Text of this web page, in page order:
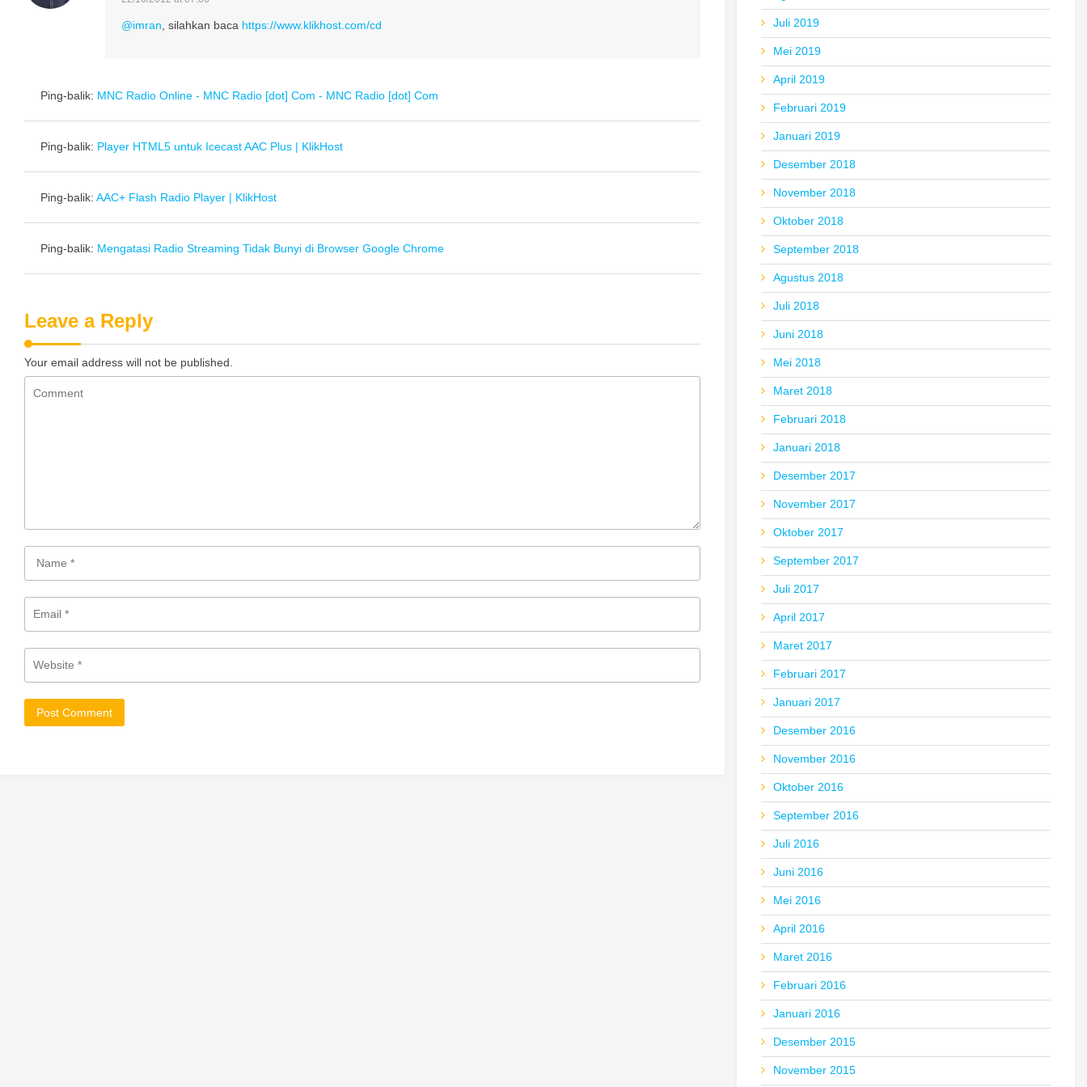
@imran, silahkan baca https://www.klikhost.com/cd
Ping-balik: MNC Radio Online - MNC Radio [dot] Com - MNC Radio [dot] Com
Ping-balik: Player HTML5 untuk Icecast AAC Plus | KlikHost
Ping-balik: AAC+ Flash Radio Player | KlikHost
Ping-balik: Mengatasi Radio Streaming Tidak Bunyi di Browser Google Chrome
Leave a Reply
Your email address will not be published.
Juli 2019
Mei 2019
April 2019
Februari 2019
Januari 2019
Desember 2018
November 2018
Oktober 2018
September 2018
Agustus 2018
Juli 2018
Juni 2018
Mei 2018
Maret 2018
Februari 2018
Januari 2018
Desember 2017
November 2017
Oktober 2017
September 2017
Juli 2017
April 2017
Maret 2017
Februari 2017
Januari 2017
Desember 2016
November 2016
Oktober 2016
September 2016
Juli 2016
Juni 2016
Mei 2016
April 2016
Maret 2016
Februari 2016
Januari 2016
Desember 2015
November 2015